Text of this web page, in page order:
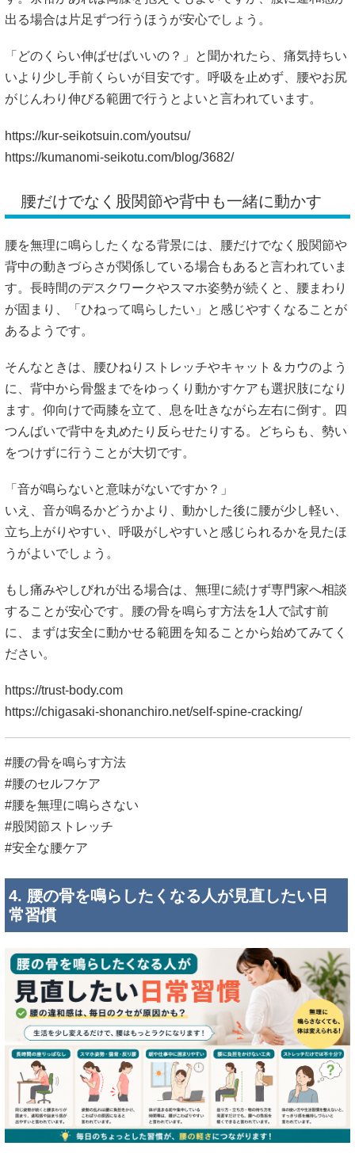
出る場合は片足ずつ行うほうが安心でしょう。
「どのくらい伸ばせばいいの？」と聞かれたら、痛気持ちい
いより少し手前くらいが目安です。呼吸を止めず、腰やお尻
がじんわり伸びる範囲で行うとよいと言われています。
https://kur-seikotsuin.com/youtsu/
https://kumanomi-seikotu.com/blog/3682/
腰だけでなく股関節や背中も一緒に動かす
腰を無理に鳴らしたくなる背景には、腰だけでなく股関節や
背中の動きづらさが関係している場合もあると言われていま
す。長時間のデスクワークやスマホ姿勢が続くと、腰まわり
が固まり、「ひねって鳴らしたい」と感じやすくなることが
あるようです。
そんなときは、腰ひねりストレッチやキャット＆カウのよう
に、背中から骨盤までをゆっくり動かすケアも選択肢になり
ます。仰向けで両膝を立て、息を吐きながら左右に倒す。四
つんばいで背中を丸めたり反らせたりする。どちらも、勢い
をつけずに行うことが大切です。
「音が鳴らないと意味がないですか？」
いえ、音が鳴るかどうかより、動かした後に腰が少し軽い、
立ち上がりやすい、呼吸がしやすいと感じられるかを見たほ
うがよいでしょう。
もし痛みやしびれが出る場合は、無理に続けず専門家へ相談
することが安心です。腰の骨を鳴らす方法を1人で試す前
に、まずは安全に動かせる範囲を知ることから始めてみてく
ださい。
https://trust-body.com
https://chigasaki-shonanchiro.net/self-spine-cracking/
#腰の骨を鳴らす方法
#腰のセルフケア
#腰を無理に鳴らさない
#股関節ストレッチ
#安全な腰ケア
4. 腰の骨を鳴らしたくなる人が見直したい日
常習慣